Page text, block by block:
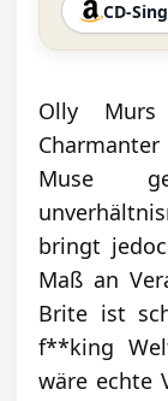
CD-
Olly
Muse
bringt
Maß an
Brite ist
f**king
wäre echte